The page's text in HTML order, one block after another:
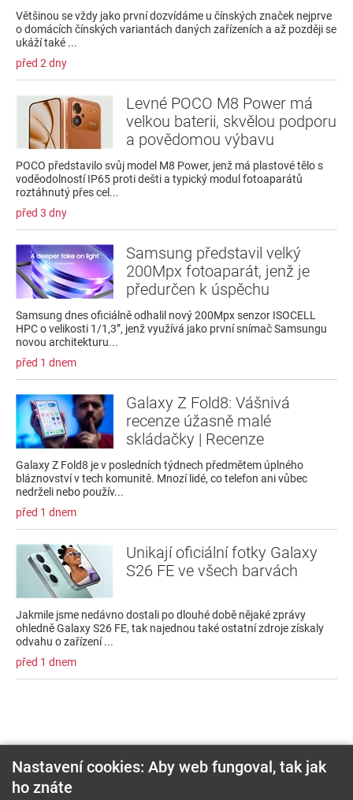
Většinou se vždy jako první dozvídáme u čínských značek nejprve
o domácích čínských variantách daných zařízeních a až později se
ukáží také ...
před 2 dny
Levné POCO M8 Power má
velkou baterii, skvělou podporu
a povědomou výbavu
POCO představilo svůj model M8 Power, jenž má plastové tělo s
voděodolností IP65 proti dešti a typický modul fotoaparátů
roztáhnutý přes cel...
před 3 dny
Samsung představil velký
200Mpx fotoaparát, jenž je
předurčen k úspěchu
Samsung dnes oficiálně odhalil nový 200Mpx senzor ISOCELL
HPC o velikosti 1/1,3”, jenž využívá jako první snímač Samsungu
novou architekturu...
před 1 dnem
Galaxy Z Fold8: Vášnivá
recenze úžasně malé
skládačky | Recenze
Galaxy Z Fold8 je v posledních týdnech předmětem úplného
bláznovství v tech komunitě. Mnozí lidé, co telefon ani vůbec
nedrželi nebo použív...
před 1 dnem
Unikají oficiální fotky Galaxy
S26 FE ve všech barvách
Jakmile jsme nedávno dostali po dlouhé době nějaké zprávy
ohledně Galaxy S26 FE, tak najednou také ostatní zdroje získaly
odvahu o zařízení ...
před 1 dnem
Nastavení cookies: Aby web fungoval, tak jak
ho znáte